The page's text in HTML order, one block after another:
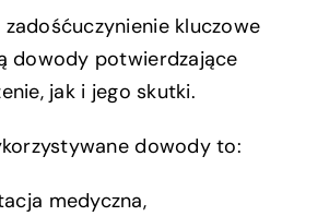
kluczowe
dowody potwierdzające
jak i jego skutki.
dowody to:
medyczna,